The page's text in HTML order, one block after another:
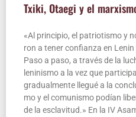
Txi­ki, Otae­gi y el
«Al prin­ci­pio, el patrio­tis­mo y
ron a tener con­fian­za en
Paso a paso, a tra­vés de la
leni­­ni­s­­mo a la vez que
gra­dual­men­te lle­gué a la
mo y el comu­nis­mo podían
de la escla­vi­tud.» En la IV